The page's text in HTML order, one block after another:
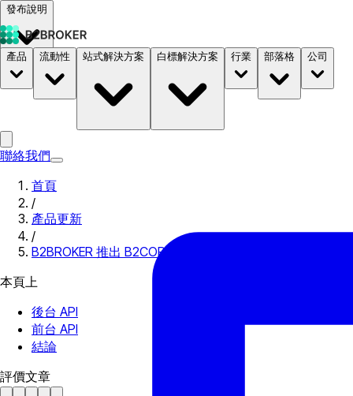
發布說明
文件 定價 B2STORE
產品 流動性 站式解決方案 白標解決方案 行業 部落格 公司
聯絡我們
首頁
/
產品更新
/
B2BROKER 推出 B2CORE REST API
本頁上
後台 API
前台 API
結論
評價文章